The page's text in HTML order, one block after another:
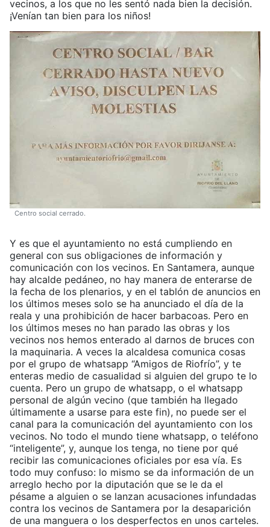
vecinos, a los que no les sentó nada bien la decisión.
¡Venían tan bien para los niños!
Centro social cerrado.
Y es que el ayuntamiento no está cumpliendo en
general con sus obligaciones de información y
comunicación con los vecinos. En Santamera, aunque
hay alcalde pedáneo, no hay manera de enterarse de
la fecha de los plenarios, y en el tablón de anuncios en
los últimos meses solo se ha anunciado el día de la
reala y una prohibición de hacer barbacoas. Pero en
los últimos meses no han parado las obras y los
vecinos nos hemos enterado al darnos de bruces con
la maquinaria. A veces la alcaldesa comunica cosas
por el grupo de whatsapp “Amigos de Riofrío”, y te
enteras medio de casualidad si alguien del grupo te lo
cuenta. Pero un grupo de whatsapp, o el whatsapp
personal de algún vecino (que también ha llegado
últimamente a usarse para este fin), no puede ser el
canal para la comunicación del ayuntamiento con los
vecinos. No todo el mundo tiene whatsapp, o teléfono
“inteligente”, y, aunque los tenga, no tiene por qué
recibir las comunicaciones oficiales por esa vía. Es
todo muy confuso: lo mismo se da información de un
arreglo hecho por la diputación que se le da el
pésame a alguien o se lanzan acusaciones infundadas
contra los vecinos de Santamera por la desaparición
de una manguera o los desperfectos en unos carteles.